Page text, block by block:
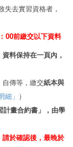
失去實習資格者，
00前繳交以下資料
料保持在一頁內，
傳等，繳交紙本與
細」
）
計畫合約書」，由學
於確認後，最晚於